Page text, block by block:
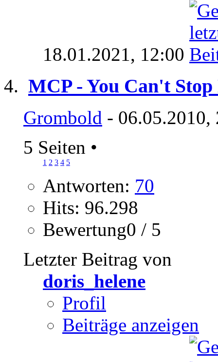
18.01.2021, 12:00
MCP - You Can't Stop
Grombold - 06.05.2010,
5 Seiten •
1 2 3 4 5
Antworten: 70
Hits: 96.298
Bewertung0 / 5
Letzter Beitrag von
doris_helene
Profil
Beiträge anzeigen